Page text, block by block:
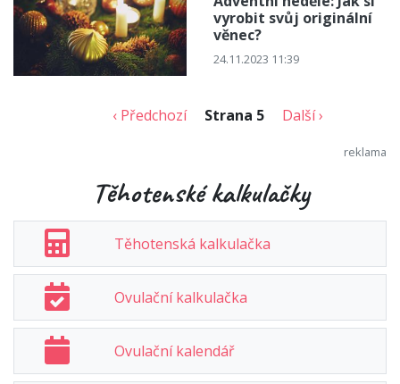
vyrobit svůj originální
věnec?
24.11.2023 11:39
‹ Předchozí Strana 5 Další ›
Těhotenské kalkulačky
Těhotenská kalkulačka
Ovulační kalkulačka
Ovulační kalendář